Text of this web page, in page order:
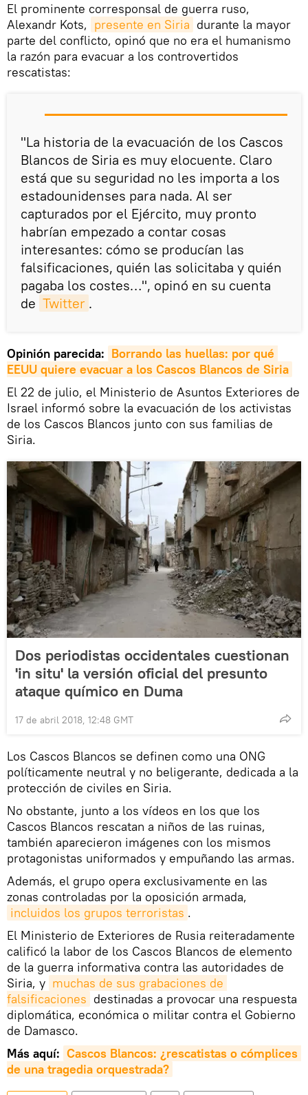
El prominente corresponsal de guerra ruso,
Alexandr Kots, presente en Siria durante la mayor
parte del conflicto, opinó que no era el humanismo
la razón para evacuar a los controvertidos
rescatistas:
"La historia de la evacuación de los Cascos
Blancos de Siria es muy elocuente. Claro
está que su seguridad no les importa a los
estadounidenses para nada. Al ser
capturados por el Ejército, muy pronto
habrían empezado a contar cosas
interesantes: cómo se producían las
falsificaciones, quién las solicitaba y quién
pagaba los costes…", opinó en su cuenta
de Twitter .
Opinión parecida: Borrando las huellas: por qué
EEUU quiere evacuar a los Cascos Blancos de Siria
El 22 de julio, el Ministerio de Asuntos Exteriores de
Israel informó sobre la evacuación de los activistas
de los Cascos Blancos junto con sus familias de
Siria.
Dos periodistas occidentales cuestionan
'in situ' la versión oficial del presunto
ataque químico en Duma
17 de abril 2018, 12:48 GMT
Los Cascos Blancos se definen como una ONG
políticamente neutral y no beligerante, dedicada a la
protección de civiles en Siria.
No obstante, junto a los vídeos en los que los
Cascos Blancos rescatan a niños de las ruinas,
también aparecieron imágenes con los mismos
protagonistas uniformados y empuñando las armas.
Además, el grupo opera exclusivamente en las
zonas controladas por la oposición armada,
incluidos los grupos terroristas .
El Ministerio de Exteriores de Rusia reiteradamente
calificó la labor de los Cascos Blancos de elemento
de la guerra informativa contra las autoridades de
Siria, y muchas de sus grabaciones de
falsificaciones destinadas a provocar una respuesta
diplomática, económica o militar contra el Gobierno
de Damasco.
Más aquí: Cascos Blancos: ¿rescatistas o cómplices
de una tragedia orquestrada?